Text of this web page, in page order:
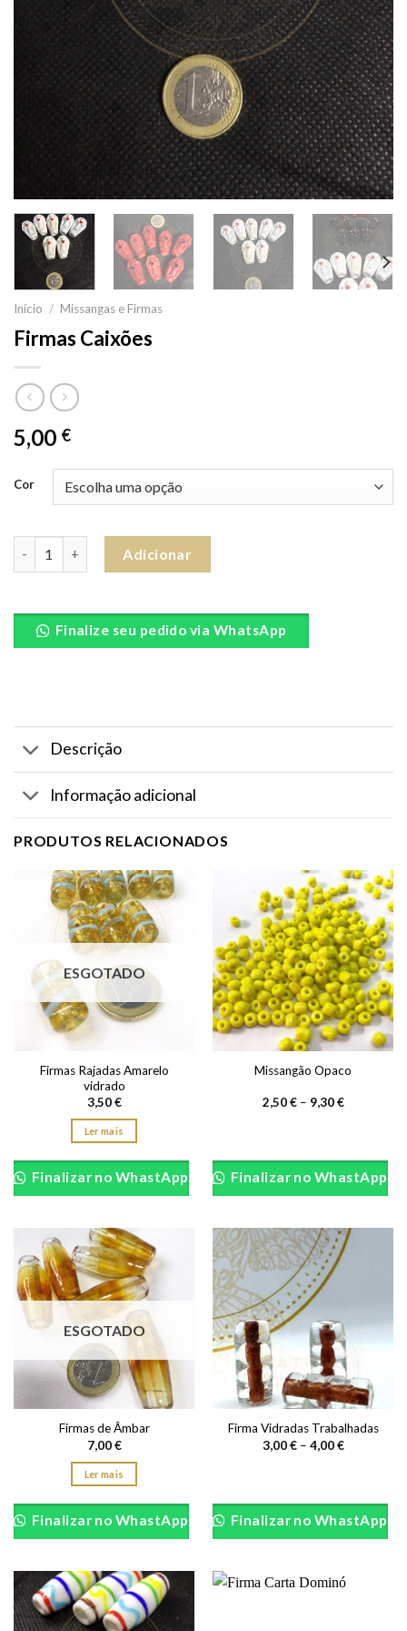
Início / Missangas e Firmas
Firmas Caixões
5,00 €
Cor
Adicionar
Finalize seu pedido via WhatsApp
Descrição
Informação adicional
PRODUTOS RELACIONADOS
ESGOTADO
Firmas Rajadas Amarelo
vidrado
3,50€
Ler mais
Finalizar no WhastApp
Missangão Opaco
2,50€ – 9,30€Price
product
variants.
The
options
may
be
chosen
on
the
product
page
Finalizar no WhastApp
ESGOTADO
Firmas de Âmbar
7,00€
Ler mais
Finalizar no WhastApp
Firma Vidradas Trabalhadas
3,00€ – 4,00€Price
product
The
Finalizar no WhastApp